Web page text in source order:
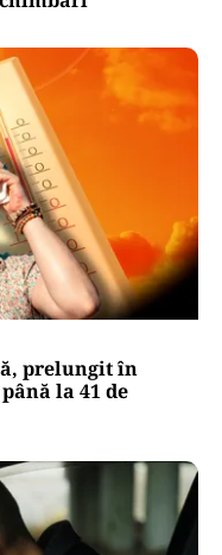
prelungit în
la 41 de